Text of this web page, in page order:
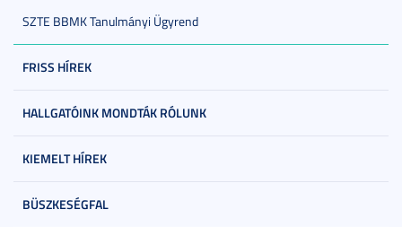
SZTE BBMK Tanulmányi Ügyrend
FRISS HÍREK
HALLGATÓINK MONDTÁK RÓLUNK
KIEMELT HÍREK
BÜSZKESÉGFAL